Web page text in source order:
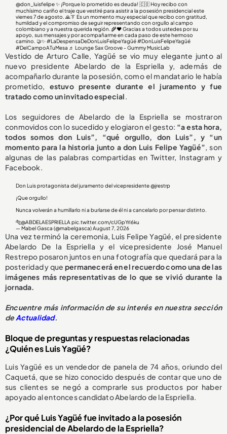
@don_luisfelipe✨ ¡Porque lo prometido es deuda! 🇨🇴 Hoy recibo con
muchísimo cariño el traje que vestiré para asistir a la posesión presidencial este
viernes 7 de agosto. 🙏👔 Es un momento muy especial que recibo con gratitud,
humildad y el compromiso de seguir representando con orgullo al campo
colombiano y a nuestra querida región. 🌾❤️ Gracias a todos ustedes por su
apoyo, sus mensajes y por acompañarme en cada paso de este hermoso
camino. 🤝✨#LaDespensaDeDonLuisFelipeYagüé #DonLuisFelipeYagüé
#DelCampoATuMesa ♬ Lounge Sax Groove - Gummy MusicLab
Vestido de Arturo Calle, Yagüé se vio muy elegante junto al
nuevo presidente Abelardo de la Espriella y, además de
acompañarlo durante la posesión, como el mandatario le había
prometido, estuvo presente durante el juramento y fue
tratado como un invitado especial
Los seguidores de Abelardo de la Espriella se mostraron
conmovidos con lo sucedido y elogiaron el gesto: “a esta hora,
todos somos don Luis”, “qué orgullo, don Luis”, y “un
momento para la historia junto a don Luis Felipe Yagüé” , son
algunas de las palabras compartidas en Twitter, Instagram y
Facebook.
Don Luis protagonista del juramento del vicepresidente@jrestrp
¡Que orgullo!
Nunca volverán a humillarlo ni a burlarse de él ni a cancelarlo por pensar distinto.
🐅@ABDELAESPRIELLA pic.twitter.com/cUGpYrI6ku
— Mabel Gasca (@mabelgasca)August 7, 2026
Una vez terminó la ceremonia, Luis Felipe Yagüé, el presidente
Abelardo De la Espriella y el vicepresidente José Manuel
Restrepo posaron juntos en una fotografía que quedará para la
posteridad y quepermanecerá en el recuerdo como una de las
imágenes más representativas de lo que se vivió durante la
jornada.
Encuentre más información de su interés en nuestra sección
deActualidad.
Bloque de preguntas y respuestas relacionadas
¿Quién es Luis Yagüé?
Luis Yagüé es un vendedor de panela de 74 años, oriundo del
Caquetá, que se hizo conocido después de contar que uno de
sus clientes se negó a comprarle sus productos por haber
apoyado al entonces candidato Abelardo de la Espriella.
¿Por qué Luis Yagüé fue invitado a la posesión
presidencial de Abelardo de la Espriella?